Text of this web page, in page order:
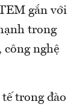
gắn với
trong
công nghệ
trong đào